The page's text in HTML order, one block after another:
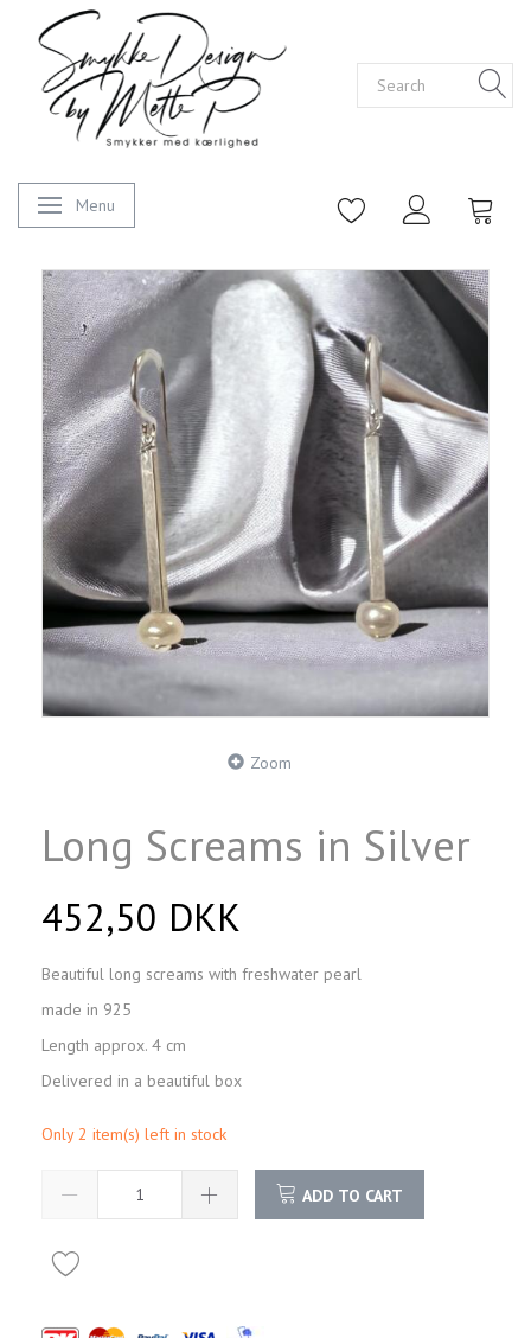
Toggle navigation
Menu
Zoom
Long Screams in Silver
452,50 DKK
Beautiful long screams with freshwater pearl
made in 925
Length approx. 4 cm
Delivered in a beautiful box
Only 2 item(s) left in stock
ADD TO CART